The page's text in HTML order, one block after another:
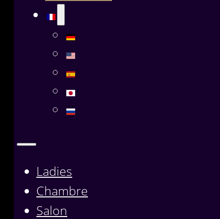
Ladies
Chambre
Salon